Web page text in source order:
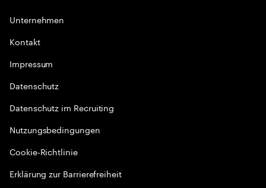
Unternehmen
Kontakt
Impressum
Datenschutz
Datenschutz im Recruiting
Nutzungsbedingungen
Cookie-Richtlinie
Erklärung zur Barrierefreiheit